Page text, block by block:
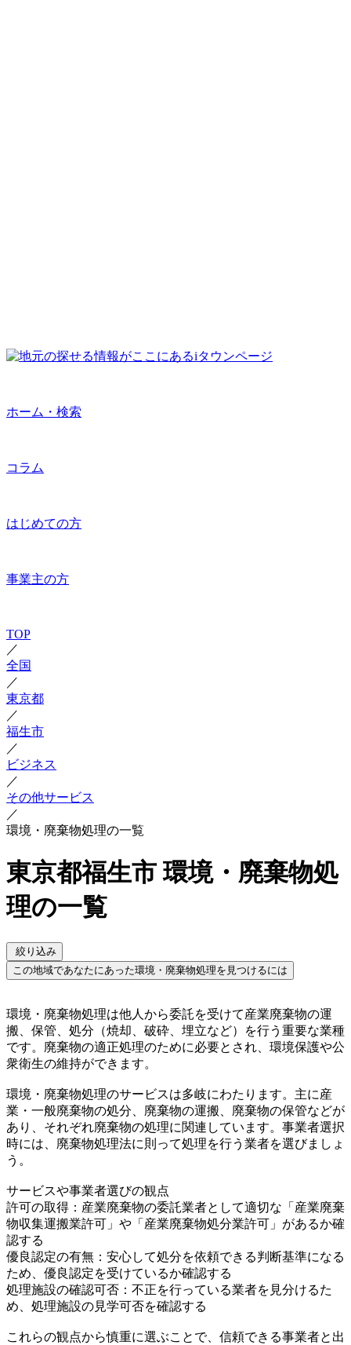
ホーム・検索
コラム
はじめての方
事業主の方
TOP
／
全国
／
東京都
／
福生市
／
ビジネス
／
その他サービス
／
環境・廃棄物処理の一覧
東京都福生市 環境・廃棄物処
理の一覧
絞り込み
この地域であなたにあった環境・廃棄物処理を見つけるには
環境・廃棄物処理は他人から委託を受けて産業廃棄物の運
搬、保管、処分（焼却、破砕、埋立など）を行う重要な業種
です。廃棄物の適正処理のために必要とされ、環境保護や公
衆衛生の維持ができます。
環境・廃棄物処理のサービスは多岐にわたります。主に産
業・一般廃棄物の処分、廃棄物の運搬、廃棄物の保管などが
あり、それぞれ廃棄物の処理に関連しています。事業者選択
時には、廃棄物処理法に則って処理を行う業者を選びましょ
う。
サービスや事業者選びの観点
許可の取得：産業廃棄物の委託業者として適切な「産業廃棄
物収集運搬業許可」や「産業廃棄物処分業許可」があるか確
認する
優良認定の有無：安心して処分を依頼できる判断基準になる
ため、優良認定を受けているか確認する
処理施設の確認可否：不正を行っている業者を見分けるた
め、処理施設の見学可否を確認する
これらの観点から慎重に選ぶことで、信頼できる事業者と出